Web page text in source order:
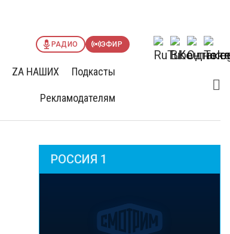
РАДИО ЭФИР
ZА НАШИХ Подкасты
Рекламодателям
РОССИЯ 1